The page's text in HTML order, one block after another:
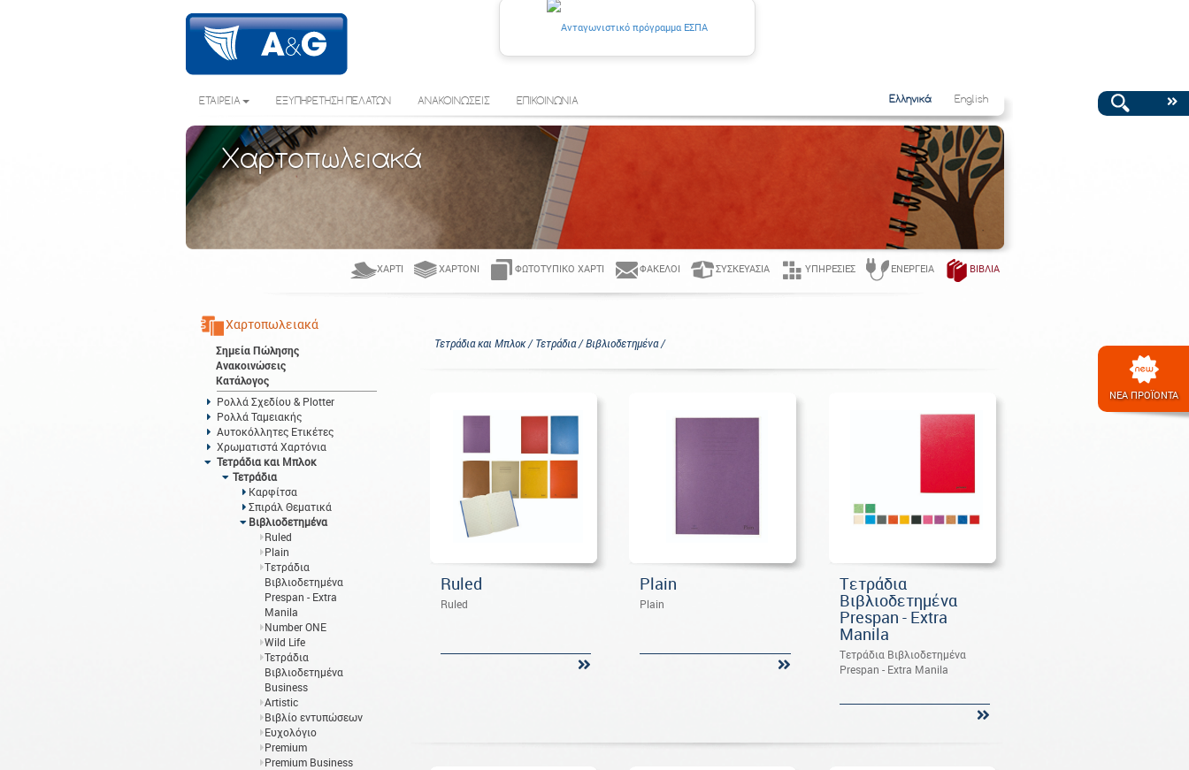
ΝΕΑ ΠΡΟΪΟΝΤΑ
ΕΤΑΙΡΕΙΑ ΕΞΥΠΗΡΕΤΗΣΗ ΠΕΛΑΤΩΝ ΑΝΑΚΟΙΝΩΣΕΙΣ ΕΠΙΚΟΙΝΩΝΙΑ Ελληνικά English
Χαρτοπωλειακά
ΧΑΡΤΊ ΧΑΡΤΌΝΙ ΦΩΤΟΤΥΠΙΚΌ ΧΑΡΤΊ ΦΆΚΕΛΟΙ ΣΥΣΚΕΥΑΣΊΑ ΥΠΗΡΕΣΊΕΣ ΕΝΈΡΓΕΙΑ ΒΙΒΛΊΑ
Χαρτοπωλειακά
Σημεία Πώλησης
Ανακοινώσεις
Κατάλογος
Ρολλά Σχεδίου & Plotter
Ρολλά Ταμειακής
Αυτοκόλλητες Ετικέτες
Χρωματιστά Χαρτόνια
Τετράδια και Μπλοκ
Τετράδια
Καρφίτσα
Σπιράλ Θεματικά
Βιβλιοδετημένα
Ruled
Plain
Tετράδια
Βιβλιοδετημένα
Prespan - Extra
Manila
Number ONE
Wild Life
Τετράδια
Βιβλιοδετημένα
Business
Artistic
Βιβλίο εντυπώσεων
Ευχολόγιο
Premium
Premium Business
Τετράδια και Μπλοκ / Τετράδια / Βιβλιοδετημένα /
Ruled
Ruled
Plain
Plain
Tετράδια
Βιβλιοδετημένα
Prespan - Extra
Manila
Tετράδια Βιβλιοδετημένα
Prespan - Extra Manila